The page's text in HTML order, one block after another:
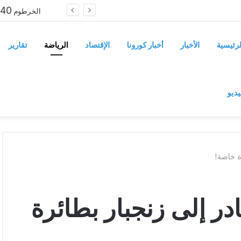
الخرطوم 40
الأخبار أخبار كورونا الإقتصاد الرياضة تقارير
خاصة!
إلى زنجبار بطائرة